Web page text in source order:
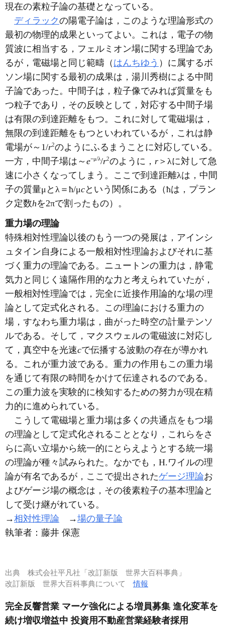
現在の素粒子論の基礎となっている。
ディラックの陽電子論は，このような理論形式の
最初の物理的成果といってよい。これは，電子の物
質波に相当する，フェルミオン場に関する理論であ
るが，電磁場と同じ範疇（ はんちゆう ）に属するボ
ソン場に関する最初の成果は，湯川秀樹による中間
子論であった。中間子は，粒子像でみれば質量をも
つ粒子であり，その反映として，対応する中間子場
は有限の到達距離をもつ。これに対して電磁場は，
無限の到達距離をもつといわれているが，これは静
電場が～1/r2のようにふるまうことに対応している。
一方，中間子場は～ e⁻μ/λ/r2のように， r ＞λに対して急
速に小さくなってしまう。ここで到達距離λは，中間
子の質量μとλ＝ħ/μcという関係にある（ħは，プラン
ク定数hを2πで割ったもの）。
重力場の理論
特殊相対性理論以後のもう一つの発展は，アインシ
ュタイン自身による一般相対性理論およびそれに基
づく重力の理論である。ニュートンの重力は，静電
気力と同じく遠隔作用的な力と考えられていたが，
一般相対性理論では，完全に近接作用論的な場の理
論として定式化される。この理論における重力の
場，すなわち重力場は，曲がった時空の計量テンソ
ルである。そして，マクスウェルの電磁波に対応し
て，真空中を光速cで伝播する波動の存在が導かれ
る。これが重力波である。重力の作用もこの重力場
を通じて有限の時間をかけて伝達されるのである。
この重力波を実験的に検知するための努力が現在精
力的に進められている。
こうして電磁場と重力場は多くの共通点をもつ場
の理論として定式化されることとなり，これらをさ
らに高い立場から統一的にとらえようとする統一場
の理論が種々試みられた。なかでも，H.ワイルの理
論が有名であるが，ここで提出されたゲージ理論お
よびゲージ場の概念は，その後素粒子の基本理論と
して受け継がれている。
→相対性理論 →場の量子論
執筆者： 藤井 保憲
出典 株式会社平凡社「改訂新版 世界大百科事典」
改訂新版 世界大百科事典について情報
完全反響営業 マーケ強化による増員募集 進化変革を
続け増収増益中 投資用不動産営業経験者採用